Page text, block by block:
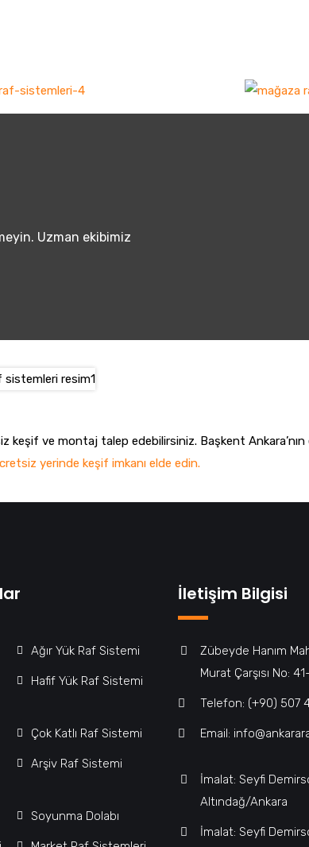
Uzman ekibimiz
ve montaj talep edebilirsiniz. Başkent Ankara’nın
yerinde keşif imkanı elde edin.
Ağır Yük Raf Sistemi
Hafif Yük Raf Sistemi
Çok Katlı Raf Sistemi
Arşiv Raf Sistemi
Soyunma Dolabı
İletişim Bilgisi
Zübeyde Hanım
Murat Çarşısı No:
Telefon: (+90) 507
Email:
İmalat: Seyfi
Altındağ/Ankara
İmalat: Seyfi